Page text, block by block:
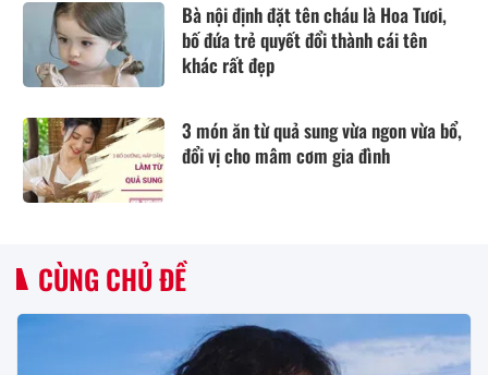
Bà nội định đặt tên cháu là Hoa Tươi,
bố đứa trẻ quyết đổi thành cái tên
khác rất đẹp
3 món ăn từ quả sung vừa ngon vừa bổ,
đổi vị cho mâm cơm gia đình
CÙNG CHỦ ĐỀ